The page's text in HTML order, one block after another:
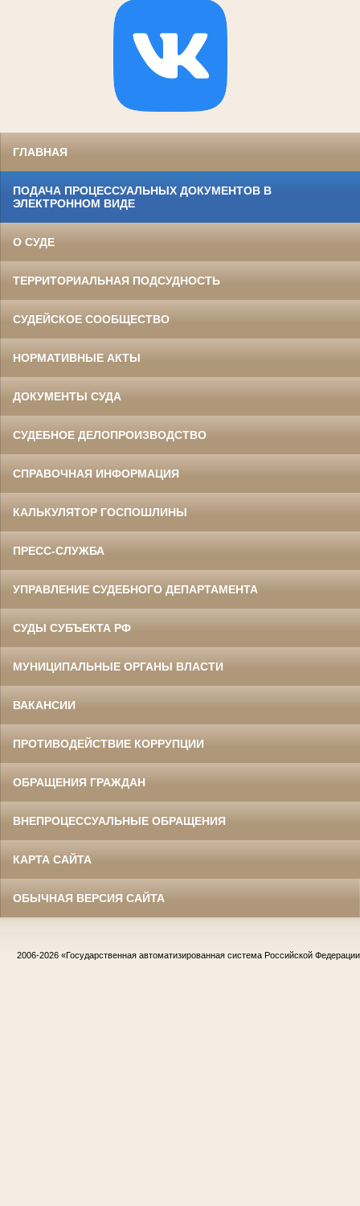
ГЛАВНАЯ
ПОДАЧА ПРОЦЕССУАЛЬНЫХ ДОКУМЕНТОВ В
ЭЛЕКТРОННОМ ВИДЕ
О СУДЕ
ТЕРРИТОРИАЛЬНАЯ ПОДСУДНОСТЬ
СУДЕЙСКОЕ СООБЩЕСТВО
НОРМАТИВНЫЕ АКТЫ
ДОКУМЕНТЫ СУДА
СУДЕБНОЕ ДЕЛОПРОИЗВОДСТВО
СПРАВОЧНАЯ ИНФОРМАЦИЯ
КАЛЬКУЛЯТОР ГОСПОШЛИНЫ
ПРЕСС-СЛУЖБА
УПРАВЛЕНИЕ СУДЕБНОГО ДЕПАРТАМЕНТА
СУДЫ СУБЪЕКТА РФ
МУНИЦИПАЛЬНЫЕ ОРГАНЫ ВЛАСТИ
ВАКАНСИИ
ПРОТИВОДЕЙСТВИЕ КОРРУПЦИИ
ОБРАЩЕНИЯ ГРАЖДАН
ВНЕПРОЦЕССУАЛЬНЫЕ ОБРАЩЕНИЯ
КАРТА САЙТА
ОБЫЧНАЯ ВЕРСИЯ САЙТА
2006-2026 «Государственная автоматизированная система Российской